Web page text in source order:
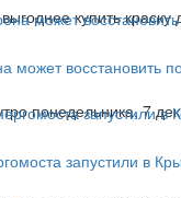
купить краску
может восстановить
понедельника, 7
запустили в